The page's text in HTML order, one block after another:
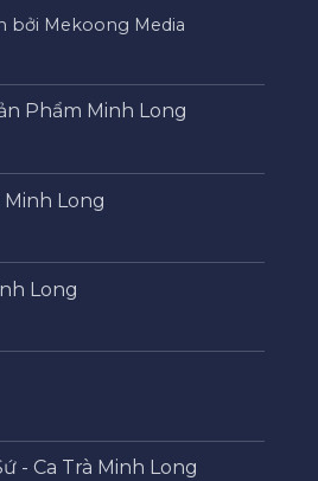
bởi Mekoong Media
Phẩm Minh Long
Minh Long
Long
- Ca Trà Minh Long